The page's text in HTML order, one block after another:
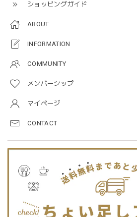
ショッピングガイド
ABOUT
INFORMATION
COMMUNITY
メンバーシップ
マイページ
CONTACT
taupe（チャコールグレー）
プレゼントした友人がとても喜んでま
2025/12/16
JELLYCATは特に個体差が激しいブラ